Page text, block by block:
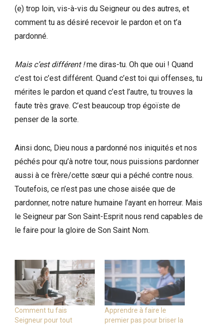
(e) trop loin, vis-à-vis du Seigneur ou des autres, et
comment tu as désiré recevoir le pardon et on t’a
pardonné.
Mais c’est différent !me diras-tu. Oh que oui ! Quand
c’est toi c’est différent. Quand c’est toi qui offenses, tu
mérites le pardon et quand c’est l’autre, tu trouves la
faute très grave. C’est beaucoup trop égoïste de
penser de la sorte.
Ainsi donc, Dieu nous a pardonné nos iniquités et nos
péchés pour qu’à notre tour, nous puissions pardonner
aussi à ce frère/cette sœur qui a péché contre nous.
Toutefois, ce n’est pas une chose aisée que de
pardonner, notre nature humaine l’ayant en horreur. Mais
le Seigneur par Son Saint-Esprit nous rend capables de
le faire pour la gloire de Son Saint Nom.
Comment tu fais
Seigneur pour tout
Apprendre à faire le
premier pas pour briser la